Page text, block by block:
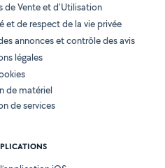
de Vente et d'Utilisation
et de respect de la vie privée
annonces et contrôle des avis
légales
de matériel
de services